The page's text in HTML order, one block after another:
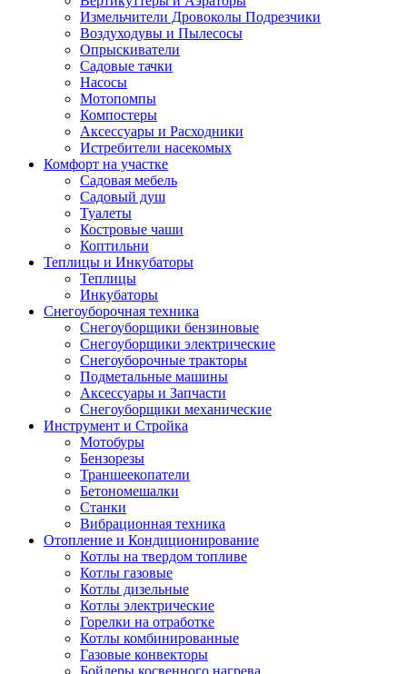
Измельчители Дровоколы Подрезчики
Воздуходувы и Пылесосы
Опрыскиватели
Садовые тачки
Насосы
Мотопомпы
Компостеры
Аксессуары и Расходники
Истребители насекомых
Комфорт на участке
Садовая мебель
Садовый душ
Туалеты
Костровые чаши
Коптильни
Теплицы и Инкубаторы
Теплицы
Инкубаторы
Снегоуборочная техника
Снегоуборщики бензиновые
Снегоуборщики электрические
Снегоуборочные тракторы
Подметальные машины
Аксессуары и Запчасти
Снегоуборщики механические
Инструмент и Стройка
Мотобуры
Бензорезы
Траншеекопатели
Бетономешалки
Станки
Вибрационная техника
Отопление и Кондиционирование
Котлы на твердом топливе
Котлы газовые
Котлы дизельные
Котлы электрические
Горелки на отработке
Котлы комбинированные
Газовые конвекторы